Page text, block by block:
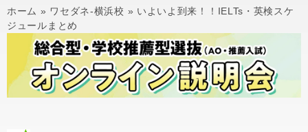
ホーム » ワセダネ-横浜校 » いよいよ到来！！IELTs・英検スケ
ジュールまとめ